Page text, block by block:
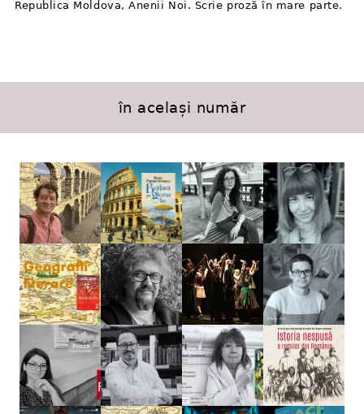
Republica Moldova, Anenii Noi. Scrie proză în mare parte.
în același număr